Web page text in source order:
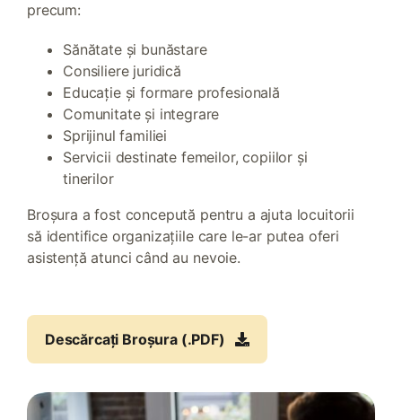
precum:
Sănătate și bunăstare
Consiliere juridică
Educație și formare profesională
Comunitate și integrare
Sprijinul familiei
Servicii destinate femeilor, copiilor și
tinerilor
Broșura a fost concepută pentru a ajuta locuitorii
să identifice organizațiile care le-ar putea oferi
asistență atunci când au nevoie.
Descărcați Broșura (.PDF)